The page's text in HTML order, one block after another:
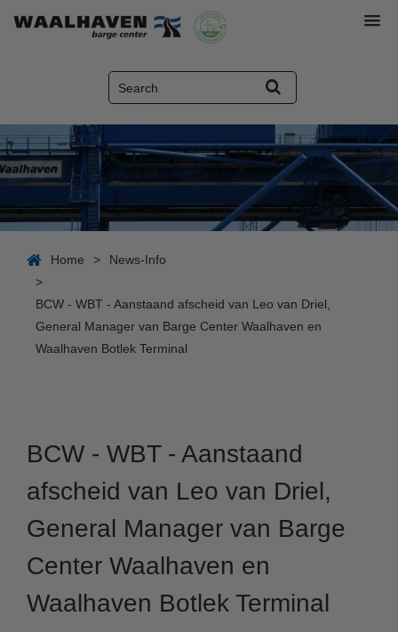
Home >
News-Info
>
BCW - WBT - Aanstaand afscheid van Leo van Driel,
General Manager van Barge Center Waalhaven en
Waalhaven Botlek Terminal
BCW - WBT - Aanstaand
afscheid van Leo van Driel,
General Manager van Barge
Center Waalhaven en
Waalhaven Botlek Terminal